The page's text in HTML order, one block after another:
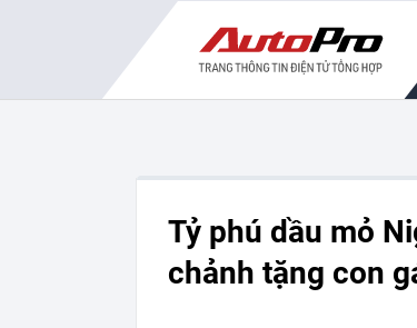
Tỷ phú dầu mỏ
chảnh tặng con